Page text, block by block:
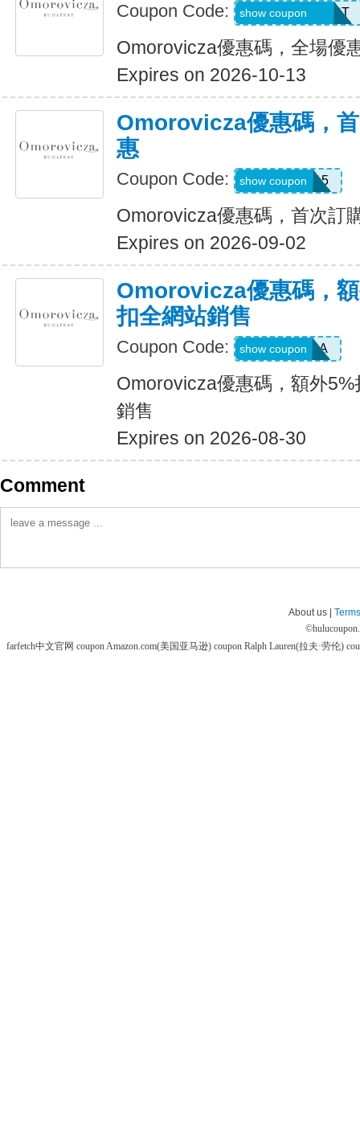
Coupon Code: MYSKINTEREST
show coupon
Omorovicza優惠碼，全場優
Expires on 2026-10-13
Omorovicza優惠碼，
惠
Coupon Code: WELCOME15
show coupon
Omorovicza優惠碼，首次訂
Expires on 2026-09-02
Omorovicza優惠碼，
扣全網站銷售
Coupon Code: EXTRA
show coupon
Omorovicza優惠碼，額外
銷售
Expires on 2026-08-30
Comment
About us |
©
farfetch中文官网 couponAmazon.com(美国亚马逊) coupon Ralph Lauren(拉夫·劳伦)